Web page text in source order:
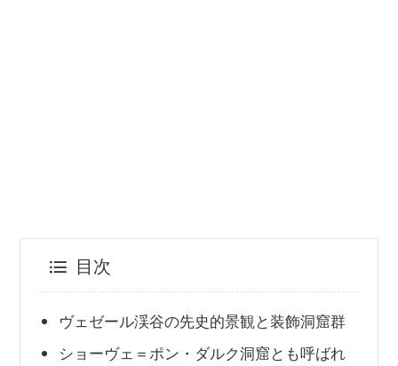
目次
ヴェゼール渓谷の先史的景観と装飾洞窟群
ショーヴェ＝ポン・ダルク洞窟とも呼ばれ